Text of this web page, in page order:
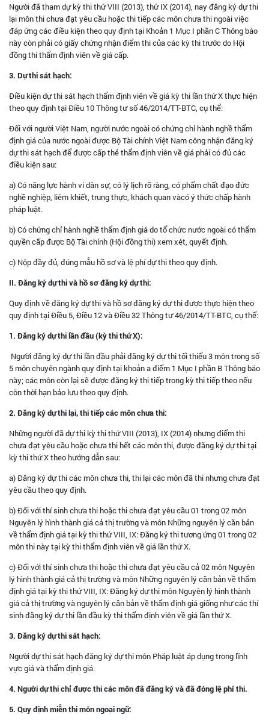
Người đã tham dự kỳ thi thứ VIII (2013), thứ IX (2014), nay đăng ký dự thi
lại môn thi chưa đạt yêu cầu hoặc thi tiếp các môn chưa thi ngoài việc
đáp ứng các điều kiện theo quy định tại Khoản 1 Mục I phần C Thông báo
này còn phải có giấy chứng nhận điểm thi của các kỳ thi trước do Hội
đồng thi thẩm định viên về giá cấp.
3. Dự thi sát hạch:
Điều kiện dự thi sát hạch thẩm định viên về giá kỳ thi lần thứ X thực hiện
theo quy định tại Điều 10 Thông tư số 46/2014/TT-BTC, cụ thể:
Đối với người Việt Nam, người nước ngoài có chứng chỉ hành nghề thẩm
định giá của nước ngoài được Bộ Tài chính Việt Nam công nhận đăng ký
dự thi sát hạch để được cấp thẻ thẩm định viên về giá phải có đủ các
điều kiện sau:
a) Có năng lực hành vi dân sự, có lý lịch rõ ràng, có phẩm chất đạo đức
nghề nghiệp, liêm khiết, trung thực, khách quan vàcó ý thức chấp hành
pháp luật.
b) Có chứng chỉ hành nghề thẩm định giá do tổ chức nước ngoài có thẩm
quyền cấp được Bộ Tài chính (Hội đồng thi) xem xét, quyết định.
c) Nộp đầy đủ, đúng mẫu hồ sơ và lệ phí dự thi theo quy định.
II. Đăng ký dự thi và hồ sơ đăng ký dự thi:
Quy định về đăng ký dự thi và hồ sơ đăng ký dự thi được thực hiện theo
quy định tại Điều 5, Điều 12 và Điều 32 Thông tư 46/2014/TT-BTC, cụ thể:
1. Đăng ký dự thi lần đầu (kỳ thi thứ X):
Người đăng ký dự thi lần đầu phải đăng ký dự thi tối thiểu 3 môn trong số
5 môn chuyên ngành quy định tại khoản a điểm 1 Mục I phần B Thông báo
này; các môn còn lại sẽ được đăng ký thi tiếp trong kỳ thi tiếp theo nếu
còn thời hạn bảo lưu theo quy định.
2. Đăng ký dự thi lại, thi tiếp các môn chưa thi:
Những người đã dự thi kỳ thi thứ VIII (2013), IX (2014) nhưng điểm thi
chưa đạt yêu cầu hoặc chưa thi hết các môn thi, được đăng ký dự thi tại
kỳ thi thứ X theo hướng dẫn sau:
a) Đăng ký dự thi các môn chưa thi, thi lại các môn đã thi nhưng chưa đạt
yêu cầu theo quy định.
b) Đối với thí sinh chưa thi hoặc thi chưa đạt yêu cầu 01 trong 02 môn
Nguyên lý hình thành giá cả thị trường và môn Những nguyên lý căn bản
về thẩm định giá tại kỳ thi thứ VIII, IX: Đăng ký thi tương ứng 01 trong 02
môn thi này tại kỳ thi thẩm định viên về giá lần thứ X.
c) Đối với thí sinh chưa thi hoặc thi chưa đạt yêu cầu cả 02 môn Nguyên
lý hình thành giá cả thị trường và môn Những nguyên lý căn bản về thẩm
định giá tại kỳ thi thứ VIII, IX: Đăng ký dự thi môn Nguyên lý hình thành
giá cả thị trường và nguyên lý căn bản về thẩm định giá giống như các thí
sinh đăng ký dự thi lần đầu kỳ thi thẩm định viên về giá lần thứ X.
3. Đăng ký dự thi sát hạch:
Người dự thi sát hạch đăng ký dự thi môn Pháp luật áp dụng trong lĩnh
vực giá và thẩm định giá.
4. Người dự thi chỉ được thi các môn đã đăng ký và đã đóng lệ phí thi.
5. Quy định miễn thi môn ngoại ngữ: